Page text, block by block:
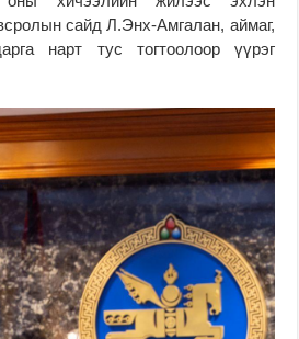
сайд Л.Энх-Амгалан, аймаг,
нарт тус тогтоолоор үүрэг